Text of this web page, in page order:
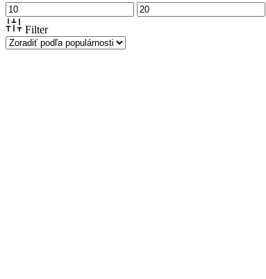
Minimálna
cena
Maximálna
cena
Filter